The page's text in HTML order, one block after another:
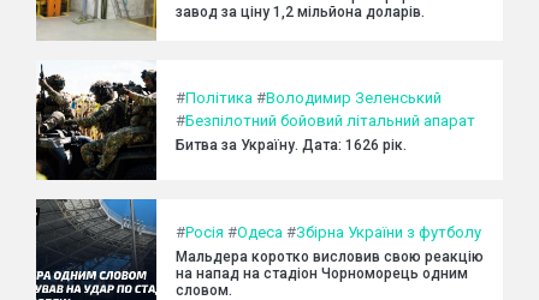
завод за ціну 1,2 мільйона доларів.
#Політика #Володимир Зеленський
#Безпілотний бойовий літальний апарат
Битва за Україну. Дата: 1626 рік.
#Росія #Одеса #Збірна України з футболу
Мальдера коротко висловив свою реакцію
на напад на стадіон Чорноморець одним
словом.